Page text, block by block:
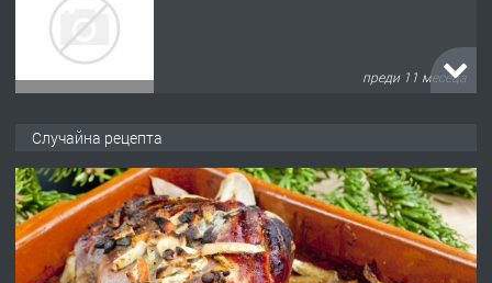
преди 11 месеца
преди 1 година
ПРЕДЛАГА Работа за общи работници
Случайна рецепта